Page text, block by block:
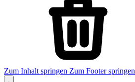
Zum Inhalt springen Zum Footer springen